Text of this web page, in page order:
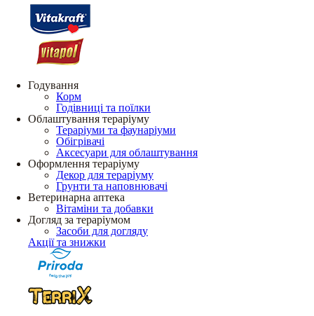
Годування
Корм
Годівниці та поїлки
Облаштування тераріуму
Тераріуми та фаунаріуми
Обігрівачі
Аксесуари для облаштування
Оформлення тераріуму
Декор для тераріуму
Грунти та наповнювачі
Ветеринарна аптека
Вітаміни та добавки
Догляд за тераріумом
Засоби для догляду
Акції та знижки